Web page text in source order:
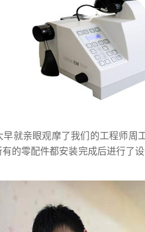
就亲眼观摩了我们的工程师周
的零配件都安装完成后进行了